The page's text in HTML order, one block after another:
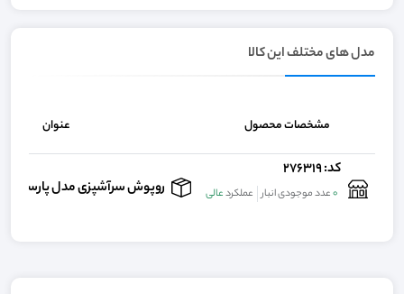
مدل های مختلف این کالا
مشخصات محصول عنوان
کد: 276319
0عدد موجودی انبار عملکردعالی روپوش سرآشپزی مدل پارسا مشکی